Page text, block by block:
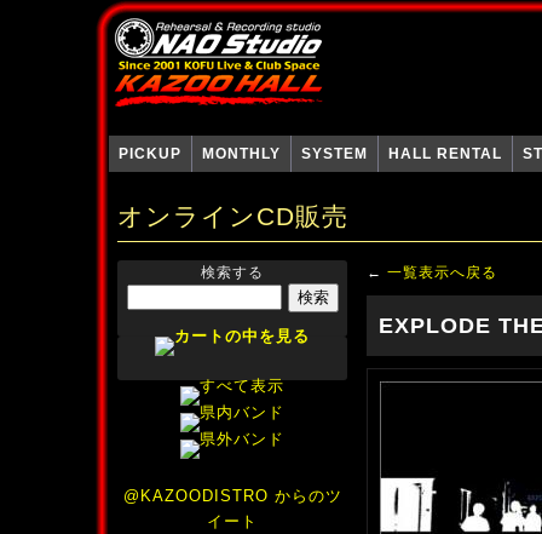
PICKUP MONTHLY SYSTEM HALL RENTAL
オンラインCD販売
検索する
@KAZOODISTRO からのツ
イート
← 一覧表示へ戻る
EXPLODE